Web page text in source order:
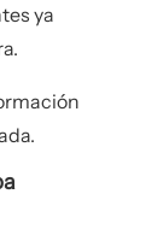
ya